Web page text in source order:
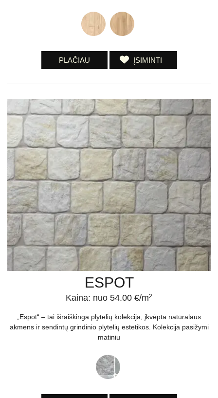
PLAČIAU ĮSIMINTI
ESPOT
Kaina: nuo 54.00 €/m2
„Espot“ – tai išraiškinga plytelių kolekcija, įkvėpta natūralaus
akmens ir sendintų grindinio plytelių estetikos. Kolekcija pasižymi
matiniu